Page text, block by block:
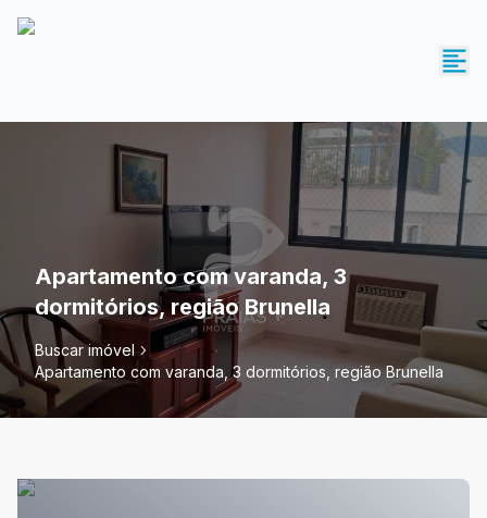
Apartamento com varanda, 3
dormitórios, região Brunella
Buscar imóvel
Apartamento com varanda, 3 dormitórios, região Brunella